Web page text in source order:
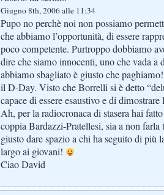
Giugno 8th, 2006 alle 11:34
Pupo no perchè noi non possiamo
che abbiamo l’opportunità, di essere
poco competente. Purtroppo dobbiamo
dire che siamo innocenti, uno che vada a
abbiamo sbagliato è giusto che
il D-Day. Visto che Borrelli si è detto
capace di essere esaustivo e di
Ah, per la radiocronaca di stasera hai
coppia Bardazzi-Pratellesi, sia a non farla
giusto dare spazio a chi ha seguito di più
largo ai giovani!
Ciao David